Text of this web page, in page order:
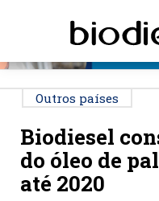
Outros países
Biodiesel
do óleo de
até 2020